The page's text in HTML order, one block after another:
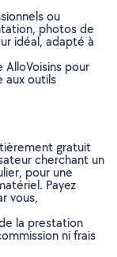
ou
photos de
idéal, adapté à
pour
aux outils
gratuit
cherchant un
pour une
Payez
vous,
la prestation
ni frais